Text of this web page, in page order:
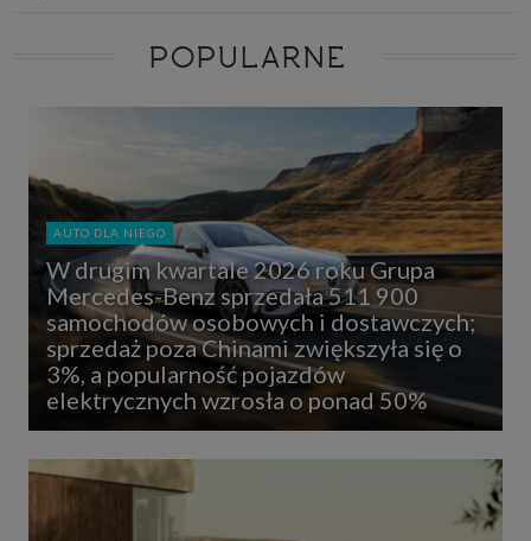
POPULARNE
AUTO DLA NIEGO
W drugim kwartale 2026 roku Grupa
Mercedes-Benz sprzedała 511 900
samochodów osobowych i dostawczych;
sprzedaż poza Chinami zwiększyła się o
3%, a popularność pojazdów
elektrycznych wzrosła o ponad 50%